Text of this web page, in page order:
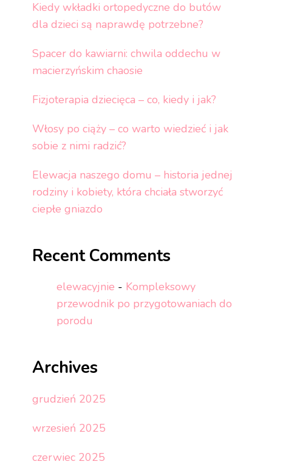
Kiedy wkładki ortopedyczne do butów
dla dzieci są naprawdę potrzebne?
Spacer do kawiarni: chwila oddechu w
macierzyńskim chaosie
Fizjoterapia dziecięca – co, kiedy i jak?
Włosy po ciąży – co warto wiedzieć i jak
sobie z nimi radzić?
Elewacja naszego domu – historia jednej
rodziny i kobiety, która chciała stworzyć
ciepłe gniazdo
Recent Comments
elewacyjnie - Kompleksowy
przewodnik po przygotowaniach do
porodu
Archives
grudzień 2025
wrzesień 2025
czerwiec 2025